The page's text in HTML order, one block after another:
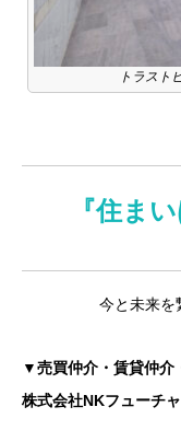
トラスト
『住ま
今と未来を
▼売買仲介・賃貸仲介
株式会社NKフューチ